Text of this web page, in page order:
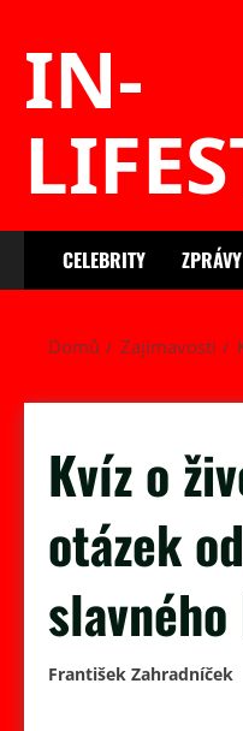
IN-
CELEBRITY ZPRÁVY
Domů Zajímavosti
Kvíz o
otázek
František Zahradníček